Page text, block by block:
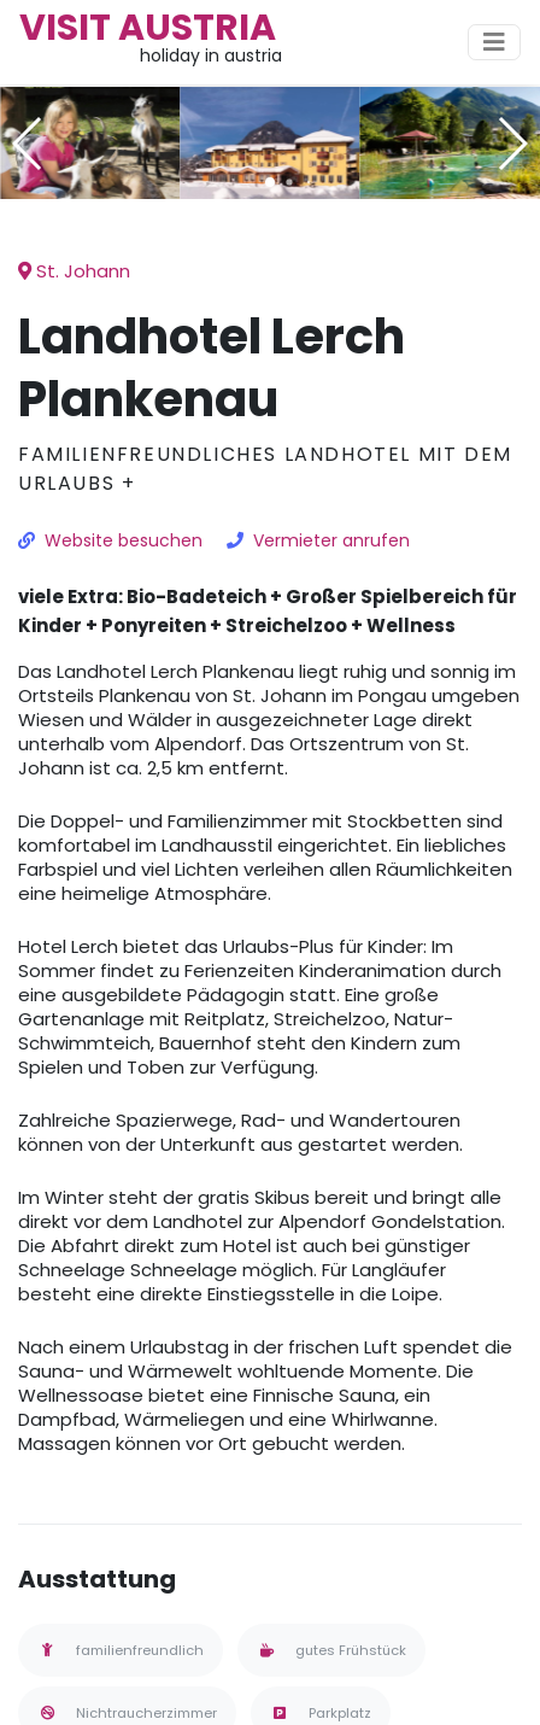
VISIT AUSTRIA
holiday in austria
St. Johann
Landhotel Lerch
Plankenau
FAMILIENFREUNDLICHES LANDHOTEL MIT DEM
URLAUBS +
Website besuchen Vermieter anrufen
viele Extra: Bio-Badeteich + Großer Spielbereich für
Kinder + Ponyreiten + Streichelzoo + Wellness
Das Landhotel Lerch Plankenau liegt ruhig und sonnig im
Ortsteils Plankenau von St. Johann im Pongau umgeben
Wiesen und Wälder in ausgezeichneter Lage direkt
unterhalb vom Alpendorf. Das Ortszentrum von St.
Johann ist ca. 2,5 km entfernt.
Die Doppel- und Familienzimmer mit Stockbetten sind
komfortabel im Landhausstil eingerichtet. Ein liebliches
Farbspiel und viel Lichten verleihen allen Räumlichkeiten
eine heimelige Atmosphäre.
Hotel Lerch bietet das Urlaubs-Plus für Kinder: Im
Sommer findet zu Ferienzeiten Kinderanimation durch
eine ausgebildete Pädagogin statt. Eine große
Gartenanlage mit Reitplatz, Streichelzoo, Natur-
Schwimmteich, Bauernhof steht den Kindern zum
Spielen und Toben zur Verfügung.
Zahlreiche Spazierwege, Rad- und Wandertouren
können von der Unterkunft aus gestartet werden.
Im Winter steht der gratis Skibus bereit und bringt alle
direkt vor dem Landhotel zur Alpendorf Gondelstation.
Die Abfahrt direkt zum Hotel ist auch bei günstiger
Schneelage Schneelage möglich. Für Langläufer
besteht eine direkte Einstiegsstelle in die Loipe.
Nach einem Urlaubstag in der frischen Luft spendet die
Sauna- und Wärmewelt wohltuende Momente. Die
Wellnessoase bietet eine Finnische Sauna, ein
Dampfbad, Wärmeliegen und eine Whirlwanne.
Massagen können vor Ort gebucht werden.
Ausstattung
familienfreundlich gutes Frühstück
Nichtraucherzimmer Parkplatz